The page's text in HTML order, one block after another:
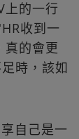
上的一行
收到一
真的會更
時，該如
自己是一